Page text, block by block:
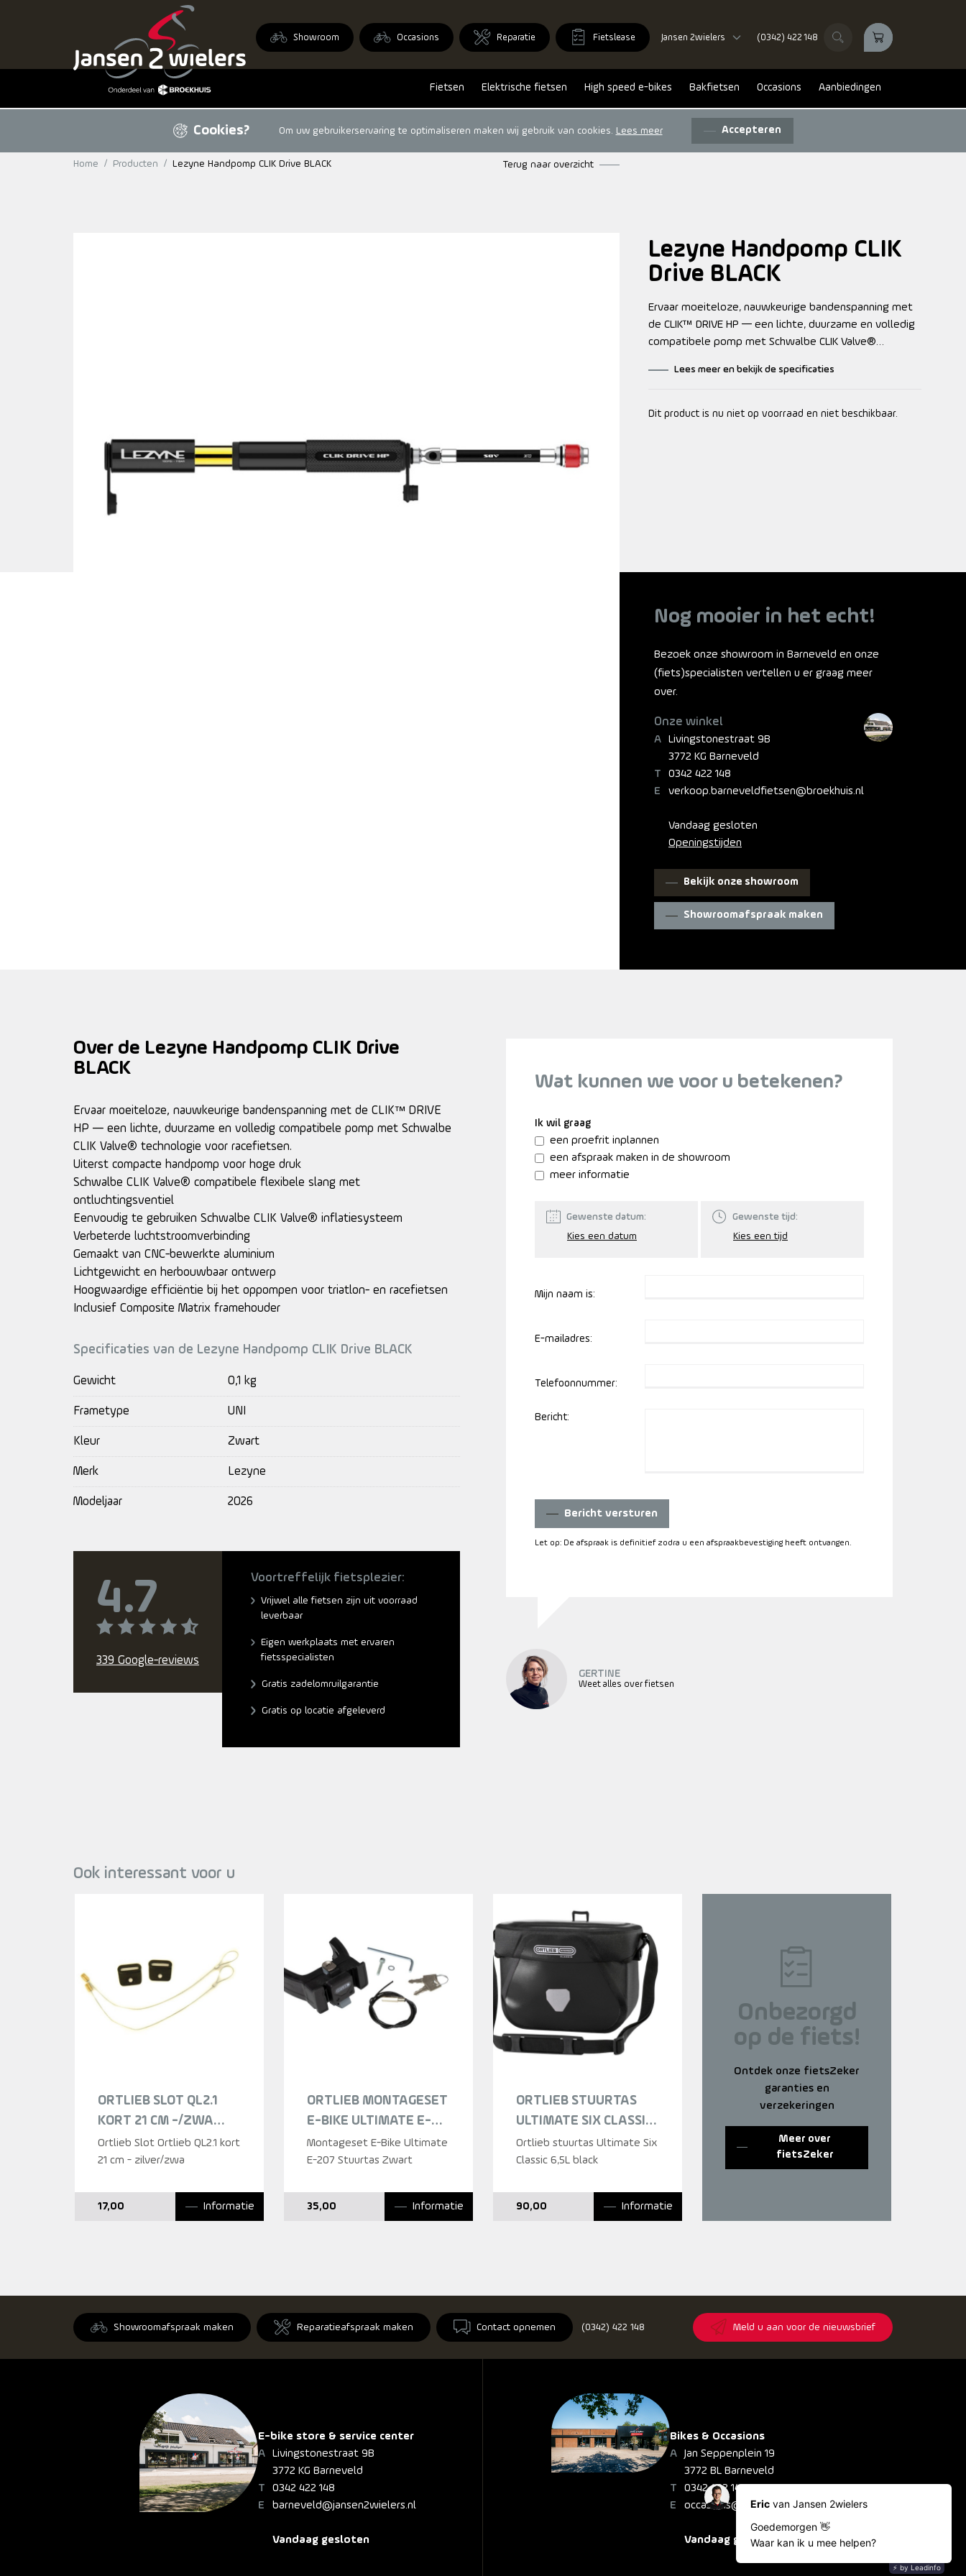
Showroom Occasions Reparatie Fietslease Jansen 2wielers (0342) 422 148
Fietsen Elektrische fietsen High speed e-bikes Bakfietsen Occasions Aanbiedingen
Cookies? Om uw gebruikerservaring te optimaliseren maken wij gebruik van cookies. Lees meer Accepteren
Home / Producten / Lezyne Handpomp CLIK Drive BLACK Terug naar overzicht
Lezyne Handpomp CLIK
Drive BLACK
Ervaar moeiteloze, nauwkeurige bandenspanning met
de CLIK™ DRIVE HP — een lichte, duurzame en volledig
compatibele pomp met Schwalbe CLIK Valve®
handpomp voor hoge druk Schwalbe CLIK Valve®
Eenvoudig te gebruiken Schwalbe CLIK Valve®
Lees meer en bekijk de specificaties
Dit product is nu niet op voorraad en niet beschikbaar.
Nog mooier in het echt!
Bezoek onze showroom in Barneveld en onze
(fiets)specialisten vertellen u er graag meer
over.
Onze winkel
Livingstonestraat 9B
3772 KG Barneveld
0342 422 148
verkoop.barneveldfietsen@broekhuis.nl
Vandaag gesloten
Openingstijden
Bekijk onze showroom
Showroomafspraak maken
Over de Lezyne Handpomp CLIK Drive
BLACK
Ervaar moeiteloze, nauwkeurige bandenspanning met de CLIK™ DRIVE
HP — een lichte, duurzame en volledig compatibele pomp met Schwalbe
CLIK Valve® technologie voor racefietsen.
Uiterst compacte handpomp voor hoge druk
Schwalbe CLIK Valve® compatibele flexibele slang met
ontluchtingsventiel
Eenvoudig te gebruiken Schwalbe CLIK Valve® inflatiesysteem
Verbeterde luchtstroomverbinding
Gemaakt van CNC-bewerkte aluminium
Lichtgewicht en herbouwbaar ontwerp
Hoogwaardige efficiëntie bij het oppompen voor triatlon- en racefietsen
Inclusief Composite Matrix framehouder
Specificaties van de Lezyne Handpomp CLIK Drive BLACK
Gewicht 0,1 kg
Frametype UNI
Kleur Zwart
Merk Lezyne
Modeljaar 2026
4.7
339 Google-reviews
Voortreffelijk fietsplezier:
Vrijwel alle fietsen zijn uit voorraad
leverbaar
Eigen werkplaats met ervaren
fietsspecialisten
Gratis zadelomruilgarantie
Gratis op locatie afgeleverd
Wat kunnen we voor u betekenen?
Ik wil graag
een proefrit inplannen
een afspraak maken in de showroom
meer informatie
Gewenste datum: Gewenste tijd:
Mijn naam is:
E-mailadres:
Telefoonnummer:
Bericht:
Bericht versturen
Let op: De afspraak is definitief zodra u een afspraakbevestiging heeft ontvangen.
GERTINE
Weet alles over fietsen
Ook interessant voor u
ORTLIEB SLOT QL2.1
KORT 21 CM -/ZWA
ZILVER
Ortlieb Slot Ortlieb QL2.1 kort
21 cm - zilver/zwa
17,00 Informatie
ORTLIEB MONTAGESET
E-BIKE ULTIMATE E-
207 STUURTAS ZWART
Montageset E-Bike Ultimate
E-207 Stuurtas Zwart
35,00 Informatie
ORTLIEB STUURTAS
ULTIMATE SIX CLASSIC
6,5L ZWART
Ortlieb stuurtas Ultimate Six
Classic 6,5L black
90,00 Informatie
Onbezorgd
op de fiets!
Ontdek onze fietsZeker
garanties en
verzekeringen
Meer over
fietsZeker
Showroomafspraak maken Reparatieafspraak maken Contact opnemen (0342) 422 148 Meld u aan voor de nieuwsbrief
E-bike store & service center
Livingstonestraat 9B
3772 KG Barneveld
0342 422 148
barneveld@jansen2wielers.nl
Vandaag gesloten
Bikes & Occasions
Jan Seppenplein 19
3772 BL Barneveld
0342 422 148
occasions@jansen2wielers.nl
Vandaag gesloten